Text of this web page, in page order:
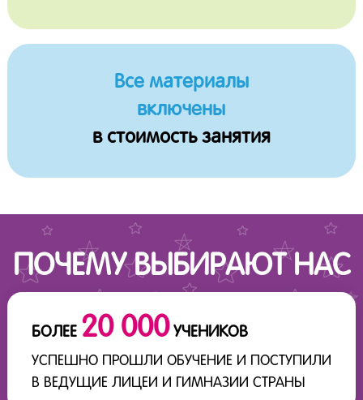
Все материалы
включены
в стоимость занятия
ПОЧЕМУ ВЫБИРАЮТ НАС
БОЛЕЕ 20 000УЧЕНИКОВ
УСПЕШНО ПРОШЛИ ОБУЧЕНИЕ И ПОСТУПИЛИ
В ВЕДУЩИЕ ЛИЦЕИ И ГИМНАЗИИ СТРАНЫ